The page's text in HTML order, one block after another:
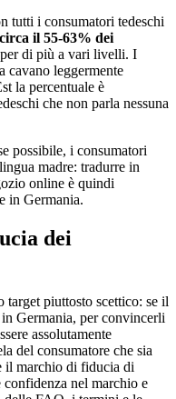
tutti i consumatori tedeschi
circa il 55-63% dei
di più a vari livelli. I
cavano leggermente
la percentuale è
che non parla nessuna
possibile, i consumatori
madre: tradurre in
online è quindi
in Germania.
dei
target piuttosto scettico: se il
Germania, per convincerli
assolutamente
del consumatore che sia
il marchio di fiducia di
nel marchio e